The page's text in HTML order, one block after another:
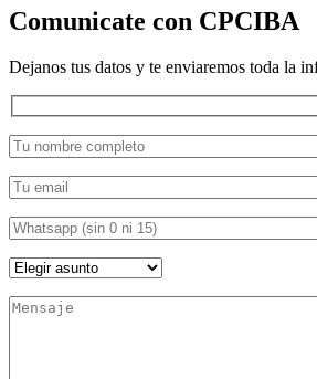
Comunicate con CPCIBA
Dejanos tus datos y te enviaremos toda la